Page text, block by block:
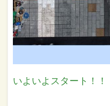
いよいよスタート！！